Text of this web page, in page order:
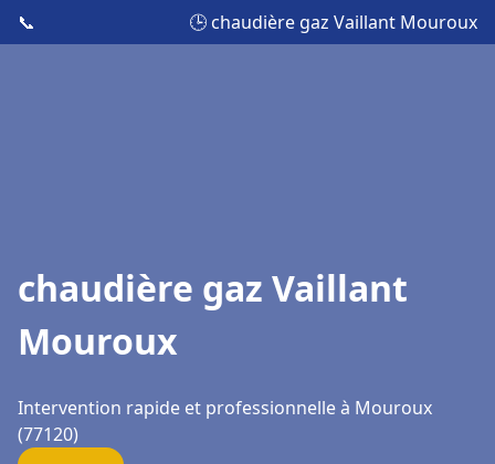
📞 🕒 chaudière gaz Vaillant Mouroux
chaudière gaz Vaillant
Mouroux
Intervention rapide et professionnelle à Mouroux
(77120)